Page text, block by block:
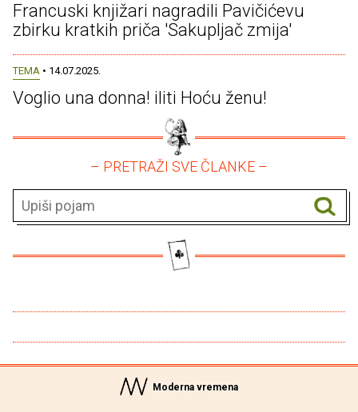
Francuski knjižari nagradili Pavičićevu
zbirku kratkih priča 'Sakupljač zmija'
TEMA • 14.07.2025.
Voglio una donna! iliti Hoću ženu!
– PRETRAŽI SVE ČLANKE –
Moderna vremena